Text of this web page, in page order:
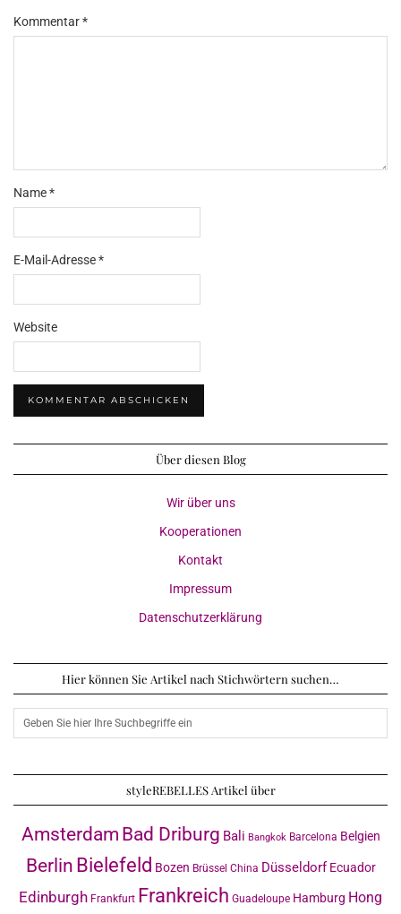
Kommentar*
Name*
E-Mail-Adresse*
Website
Über diesen Blog
Wir über uns
Kooperationen
Kontakt
Impressum
Datenschutzerklärung
Hier können Sie Artikel nach Stichwörtern suchen…
styleREBELLES Artikel über
Amsterdam Bad Driburg Bali Bangkok Barcelona Belgien
Berlin Bielefeld Bozen Brüssel China Düsseldorf Ecuador
Edinburgh Frankfurt Frankreich Guadeloupe Hamburg Hong